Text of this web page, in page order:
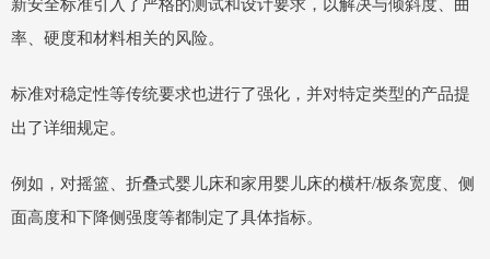
率、硬度和材料相关的风险。
标准对稳定性等传统要求也进行了强化，并对特定类型的产品提
出了详细规定。
例如，对摇篮、折叠式婴儿床和家用婴儿床的横杆/板条宽度、侧
面高度和下降侧强度等都制定了具体指标。